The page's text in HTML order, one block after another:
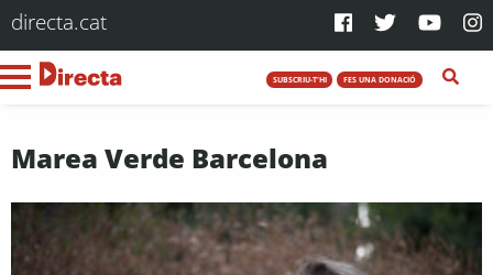
directa.cat
SUBSCRIU-T'HI FES UNA DONACIÓ
Marea Verde Barcelona